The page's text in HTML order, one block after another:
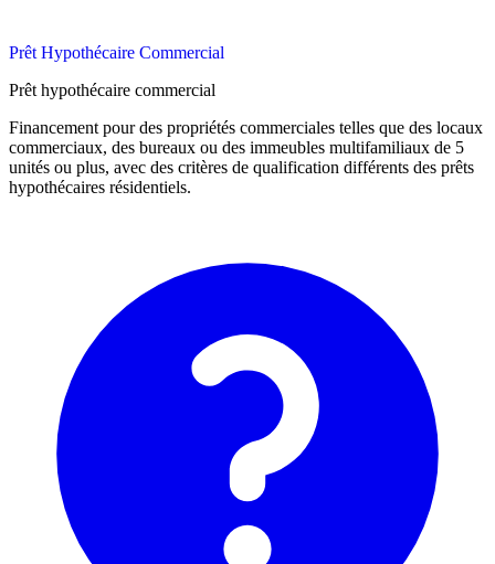
Prêt Hypothécaire Commercial
Prêt hypothécaire commercial
Financement pour des propriétés commerciales telles que des locaux
commerciaux, des bureaux ou des immeubles multifamiliaux de 5
unités ou plus, avec des critères de qualification différents des prêts
hypothécaires résidentiels.